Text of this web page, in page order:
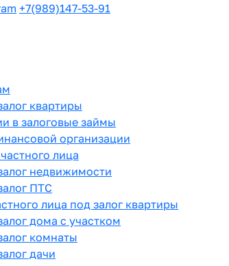
+7(989)147-53-91
квартиры
в залоговые займы
организации
лица
недвижимости
ПТС
лица под залог квартиры
дома с участком
комнаты
дачи